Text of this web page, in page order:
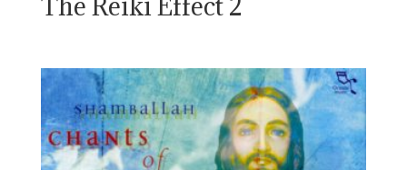
The Reiki Effect 2